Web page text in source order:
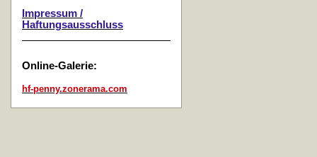
Impressum /
Haftungsausschluss
Online-Galerie:
hf-penny.zonerama.com